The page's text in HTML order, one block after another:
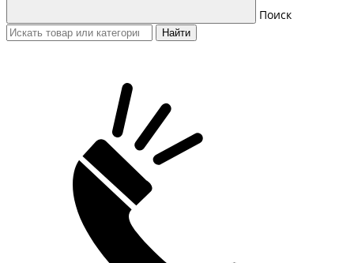
Поиск
Найти